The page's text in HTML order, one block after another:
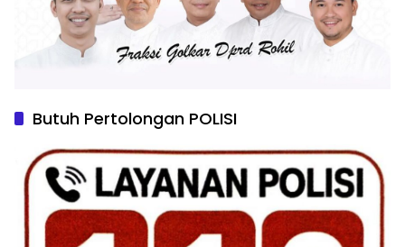
Butuh Pertolongan POLISI